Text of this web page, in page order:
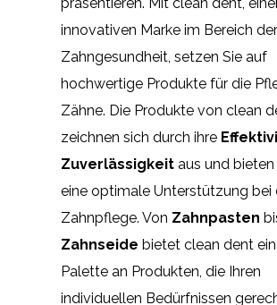
innovativen Marke im Bereich der
Zahngesundheit, setzen Sie auf
hochwertige Produkte für die
Zähne. Die Produkte von clean
zeichnen sich durch ihre
Zuverlässigkeit aus und bieten
eine optimale Unterstützung bei
Zahnpflege. Von Zahnpasten
Zahnseide bietet clean dent
Palette an Produkten, die Ihren
individuellen Bedürfnissen